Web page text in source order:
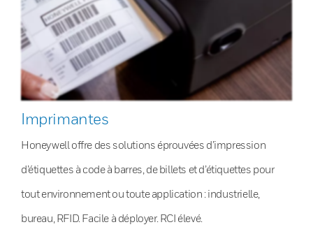
Imprimantes
Honeywell offre des solutions éprouvées d’impression
d’étiquettes à code à barres, de billets et d’étiquettes pour
tout environnement ou toute application : industrielle,
bureau, RFID. Facile à déployer. RCI élevé.